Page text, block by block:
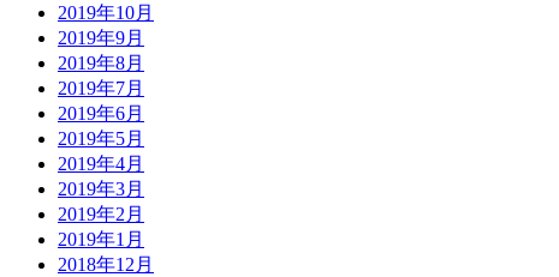
2019年10月
2019年9月
2019年8月
2019年7月
2019年6月
2019年5月
2019年4月
2019年3月
2019年2月
2019年1月
2018年12月